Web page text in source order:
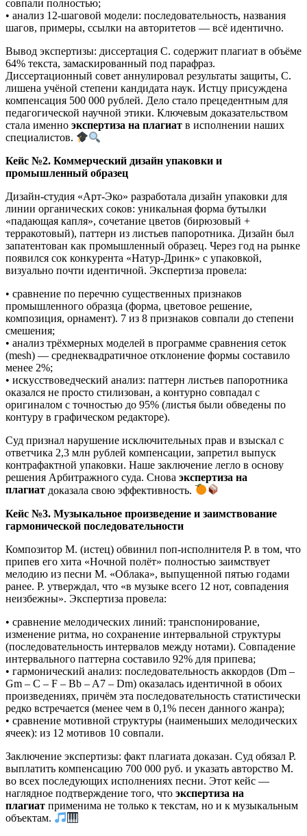
совпали полностью;
• анализ 12-шаговой модели: последовательность, названия
шагов, примеры, ссылки на авторитетов — всё идентично.
Вывод экспертизы: диссертация С. содержит плагиат в объёме
64% текста, замаскированный под парафраз.
Диссертационный совет аннулировал результаты защиты, С.
лишена учёной степени кандидата наук. Истцу присуждена
компенсация 500 000 рублей. Дело стало прецедентным для
педагогической научной этики. Ключевым доказательством
стала именно экспертиза на плагиат в исполнении наших
специалистов.
Кейс №2. Коммерческий дизайн упаковки и
промышленный образец
Дизайн-студия «Арт-Эко» разработала дизайн упаковки для
линии органических соков: уникальная форма бутылки
«падающая капля», сочетание цветов (бирюзовый +
терракотовый), паттерн из листьев папоротника. Дизайн был
запатентован как промышленный образец. Через год на рынке
появился сок конкурента «Натур-Дринк» с упаковкой,
визуально почти идентичной. Экспертиза провела:
• сравнение по перечню существенных признаков
промышленного образца (форма, цветовое решение,
композиция, орнамент). 7 из 8 признаков совпали до степени
смешения;
• анализ трёхмерных моделей в программе сравнения сеток
(mesh) — среднеквадратичное отклонение формы составило
менее 2%;
• искусствоведческий анализ: паттерн листьев папоротника
оказался не просто стилизован, а контурно совпадал с
оригиналом с точностью до 95% (листья были обведены по
контуру в графическом редакторе).
Суд признал нарушение исключительных прав и взыскал с
ответчика 2,3 млн рублей компенсации, запретил выпуск
контрафактной упаковки. Наше заключение легло в основу
решения Арбитражного суда. Снова экспертиза на
плагиат доказала свою эффективность.
Кейс №3. Музыкальное произведение и заимствование
гармонической последовательности
Композитор М. (истец) обвинил поп-исполнителя Р. в том, что
припев его хита «Ночной полёт» полностью заимствует
мелодию из песни М. «Облака», выпущенной пятью годами
ранее. Р. утверждал, что «в музыке всего 12 нот, совпадения
неизбежны». Экспертиза провела:
• сравнение мелодических линий: транспонирование,
изменение ритма, но сохранение интервальной структуры
(последовательность интервалов между нотами). Совпадение
интервального паттерна составило 92% для припева;
• гармонический анализ: последовательность аккордов (Dm –
Gm – C – F – Bb – A7 – Dm) оказалась идентичной в обоих
произведениях, причём эта последовательность статистически
редко встречается (менее чем в 0,1% песен данного жанра);
• сравнение мотивной структуры (наименьших мелодических
ячеек): из 12 мотивов 10 совпали.
Заключение экспертизы: факт плагиата доказан. Суд обязал Р.
выплатить компенсацию 700 000 руб. и указать авторство М.
во всех последующих исполнениях песни. Этот кейс —
наглядное подтверждение того, что экспертиза на
плагиат применима не только к текстам, но и к музыкальным
объектам.